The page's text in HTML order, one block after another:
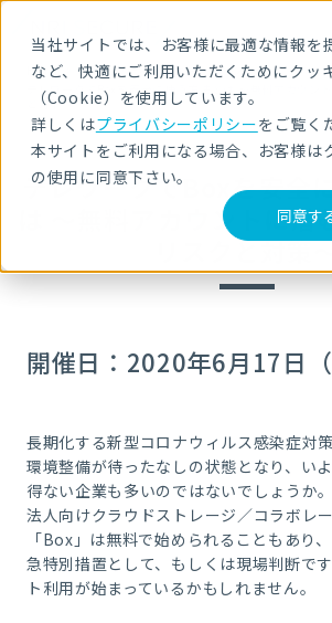
当社サイトでは、お客様に最適な情報を
など、快適にご利用いただくためにクッ
（Cookie）を使用しています。
詳しくはプライバシーポリシーをご覧く
本サイトをご利用になる場合、お客様は
の使用に同意下さい。
同意す
HOME
セキュリティセミナー・イベント
テレワークでBoxを安全に使う方法とは ～無料アカウン
と対策～
テレワークでBoxを安全
は ～無料アカウントに
リスクと対策
開催日：2020年6月17日（
長期化する新型コロナウィルス感染症対
環境整備が待ったなしの状態となり、い
得ない企業も多いのではないでしょうか。
法人向けクラウドストレージ／コラボレ
「Box」は無料で始められることもあり
急特別措置として、もしくは現場判断で
ト利用が始まっているかもしれません。